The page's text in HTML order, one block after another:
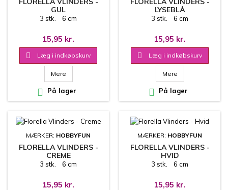
GUL
3 stk. 6 cm
15,95 kr.
 Læg i indkøbskurv
Mere
 På lager
LYSEBLÅ
3 stk. 6 cm
15,95 kr.
 Læg i indkøbskurv
Mere
 På lager
MÆRKER: HOBBYFUN
FLORELLA VLINDERS -
CREME
3 stk. 6 cm
15,95 kr.
MÆRKER: HOBBYFUN
FLORELLA VLINDERS -
HVID
3 stk. 6 cm
15,95 kr.